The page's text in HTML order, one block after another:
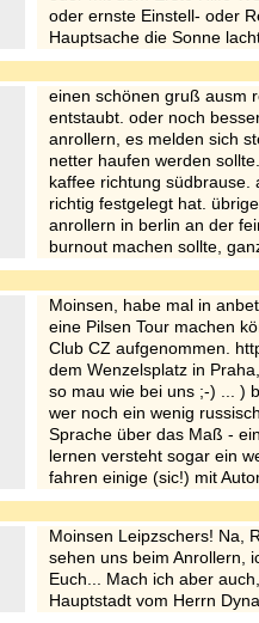
oder ernste Einstell- oder
Hauptsache die Sonne
einen schönen gruß ausm
entstaubt. oder noch
anrollern, es melden sich
netter haufen werden
kaffee richtung südbrause.
richtig festgelegt hat.
anrollern in berlin an der
burnout machen sollte,
Moinsen, habe mal in
eine Pilsen Tour machen
Club CZ aufgenommen.
dem Wenzelsplatz in
so mau wie bei uns ;-) ... )
wer noch ein wenig
Sprache über das Maß -
lernen versteht sogar ein
fahren einige (sic!) mit
Moinsen Leipzschers! Na,
sehen uns beim Anrollern,
Euch... Mach ich aber
Hauptstadt vom Herrn